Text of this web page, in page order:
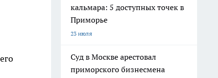
кальмара: 5 доступных точек в
Приморье
23 июля
Суд в Москве арестовал
приморского бизнесмена